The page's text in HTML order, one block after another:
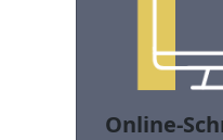
Online-